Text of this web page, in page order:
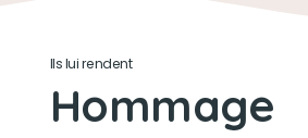
Se faire câliner
Ils lui rendent
Hommage